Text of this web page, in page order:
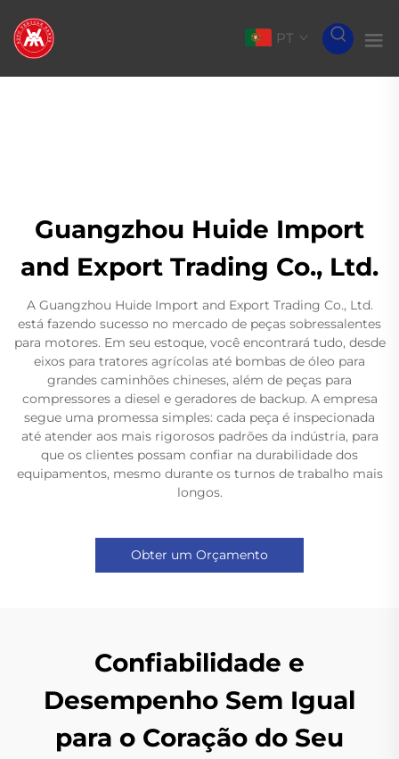
PT
Guangzhou Huide Import
and Export Trading Co., Ltd.
A Guangzhou Huide Import and Export Trading Co., Ltd.
está fazendo sucesso no mercado de peças sobressalentes
para motores. Em seu estoque, você encontrará tudo, desde
eixos para tratores agrícolas até bombas de óleo para
grandes caminhões chineses, além de peças para
compressores a diesel e geradores de backup. A empresa
segue uma promessa simples: cada peça é inspecionada
até atender aos mais rigorosos padrões da indústria, para
que os clientes possam confiar na durabilidade dos
equipamentos, mesmo durante os turnos de trabalho mais
longos.
Obter um Orçamento
Confiabilidade e
Desempenho Sem Igual
para o Coração do Seu